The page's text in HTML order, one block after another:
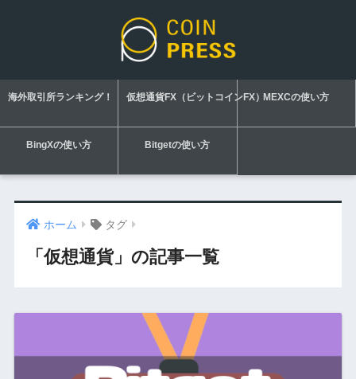
海外取引所ランキング！ 仮想通貨FX（ビットコインFX）MEXCの使い方
BingXの使い方 Bitgetの使い方
ホーム タグ
「仮想通貨」の記事一覧